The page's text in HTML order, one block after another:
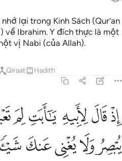
lại trong Kinh Sách (Qur’an
về Ibrahim. Y đích thực là một
vị Nabi (của Allah).
Qiraat Hadith
اذ قال لابيه يا ابت لم تعبد ما لا يسمع
إِذْ قَالَ لِأَبِيهِ يَـٰٓأَبَتِ لِمَ تَعْبُدُ مَا لَا يَسْمَعُ
ﱡﱢﱣ ﱤﱥ
ﱫﱬﱭﱮ